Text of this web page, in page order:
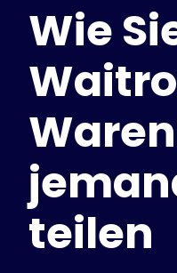
Für
Für
Wie
teilen